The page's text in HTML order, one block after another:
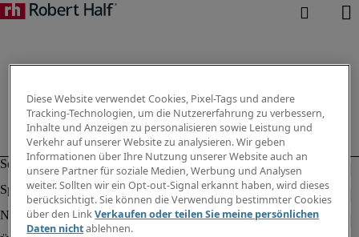
Diese Website verwendet Cookies, Pixel-Tags und andere
Tracking-Technologien, um die Nutzererfahrung zu verbessern,
Inhalte und Anzeigen zu personalisieren sowie Leistung und
Verkehr auf unserer Website zu analysieren. Wir geben
Informationen über Ihre Nutzung unserer Website auch an
unsere Partner für soziale Medien, Werbung und Analysen
weiter. Sollten wir ein Opt-out-Signal erkannt haben, wird dieses
berücksichtigt. Sie können die Verwendung bestimmter Cookies
über den LinkVerkaufen oder teilen Sie meine persönlichen
Daten nichtablehnen.